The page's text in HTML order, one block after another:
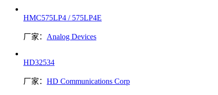
HMC575LP4 / 575LP4E
厂家： Analog Devices
HD32534
厂家： HD Communications Corp